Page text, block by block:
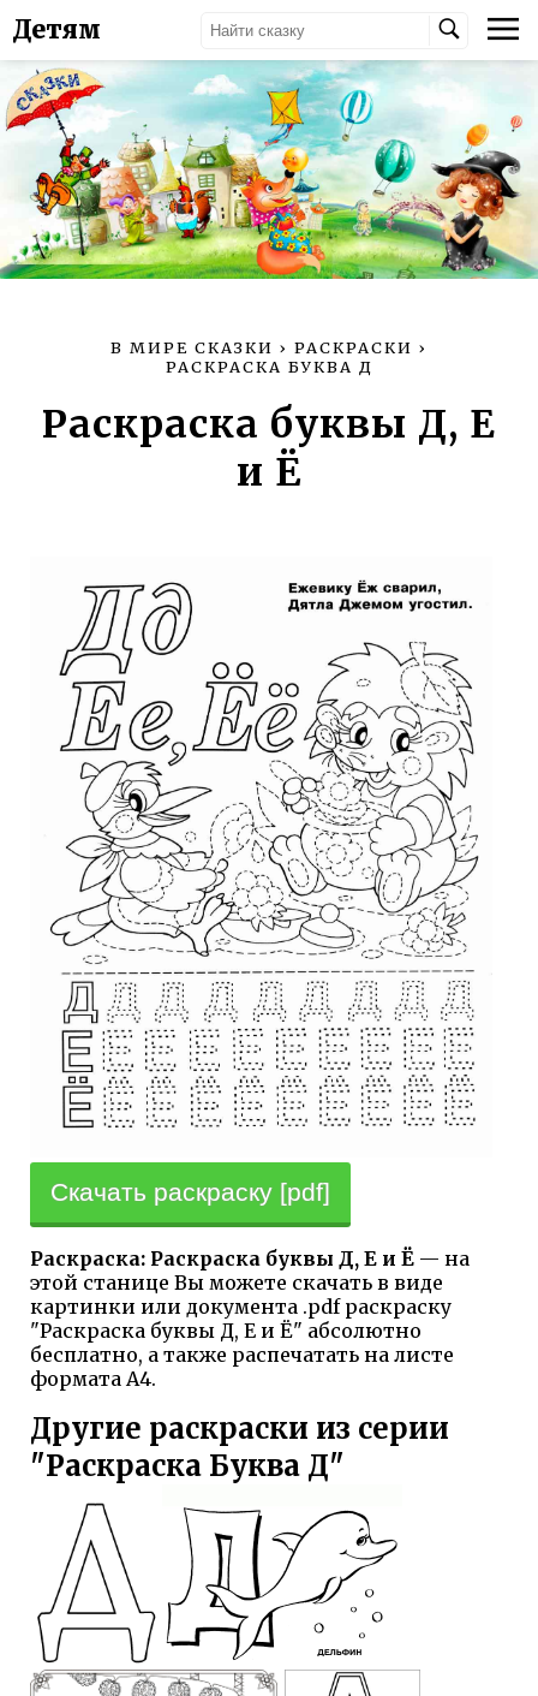
Детям
В МИРЕ СКАЗКИ › РАСКРАСКИ ›
РАСКРАСКА БУКВА Д
Раскраска буквы Д, Е
и Ё
Скачать раскраску [pdf]
Раскраска: Раскраска буквы Д, Е и Ё — на
этой станице Вы можете скачать в виде
картинки или документа .pdf раскраску
"Раскраска буквы Д, Е и Ё" абсолютно
бесплатно, а также распечатать на листе
формата А4.
Другие раскраски из серии
"Раскраска Буква Д"